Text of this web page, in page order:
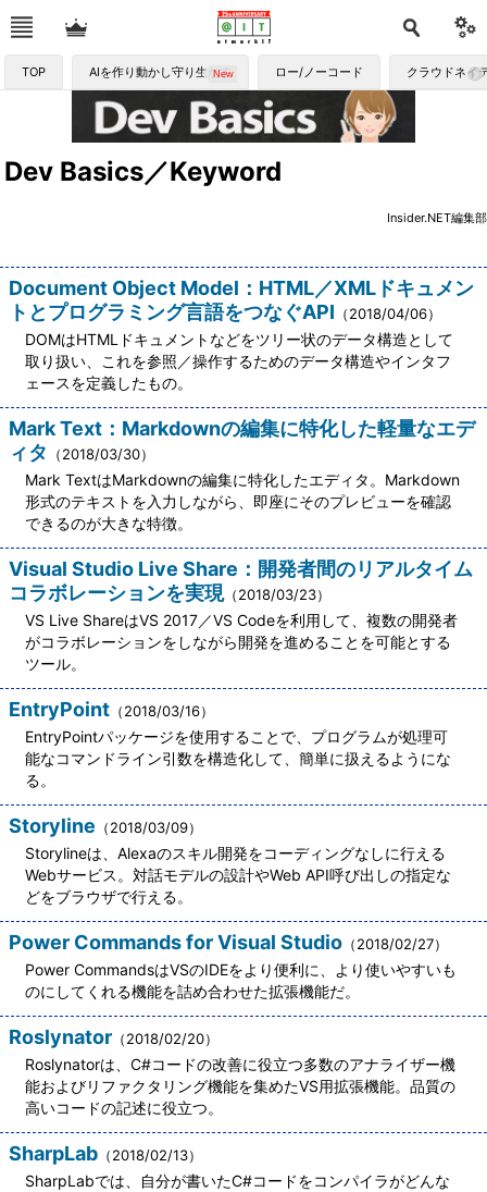
TOP AIを作り動かし守り生かす ロー/ノーコード クラウドネイ
Dev Basics／Keyword
Insider.NET編集部
Document Object Model：HTML／XMLドキュメン
トとプログラミング言語をつなぐAPI （2018/04/06）
DOMはHTMLドキュメントなどをツリー状のデータ構造として
取り扱い、これを参照／操作するためのデータ構造やインタフ
ェースを定義したもの。
Mark Text：Markdownの編集に特化した軽量なエデ
ィタ
（2018/03/30）
Mark TextはMarkdownの編集に特化したエディタ。Markdown
形式のテキストを入力しながら、即座にそのプレビューを確認
できるのが大きな特徴。
Visual Studio Live Share：開発者間のリアルタイム
コラボレーションを実現（2018/03/23）
VS Live ShareはVS 2017／VS Codeを利用して、複数の開発者
がコラボレーションをしながら開発を進めることを可能とする
ツール。
EntryPoint （2018/03/16）
EntryPointパッケージを使用することで、プログラムが処理可
能なコマンドライン引数を構造化して、簡単に扱えるようにな
る。
Storyline （2018/03/09）
Storylineは、Alexaのスキル開発をコーディングなしに行える
Webサービス。対話モデルの設計やWeb API呼び出しの指定な
どをブラウザで行える。
Power Commands for Visual Studio （2018/02/27）
Power CommandsはVSのIDEをより便利に、より使いやすいも
のにしてくれる機能を詰め合わせた拡張機能だ。
Roslynator （2018/02/20）
Roslynatorは、C#コードの改善に役立つ多数のアナライザー機
能およびリファクタリング機能を集めたVS用拡張機能。品質の
高いコードの記述に役立つ。
SharpLab （2018/02/13）
SharpLabでは、自分が書いたC#コードをコンパイラがどんな